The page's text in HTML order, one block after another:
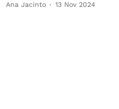
Ana Jacinto 13 Nov 2024